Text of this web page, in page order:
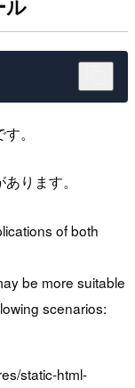
ル
。
ります。
of both
be more suitable
scenarios:
static-html-